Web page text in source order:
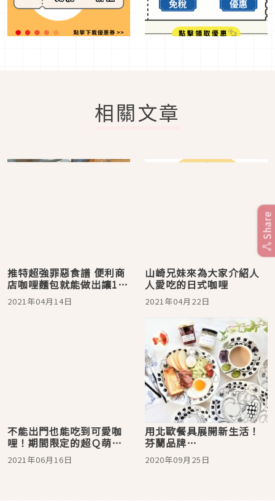
相關文章
推特超強罪惡食譜 便利商
店咖哩麵包就能做出讓10
萬人都愛上的神級美味！
2021年04月14日
山崎兄妹來為大家介紹人
人愛吃的日式咖哩
2021年04月22日
不能出門也能吃到可愛咖
哩！期間限定的超Ｑ萌維
尼咖哩料理包
2021年06月16日
用北歐餐具展開新生活！
芬蘭品牌
Arabia「Paratiisi」風靡
日本的魅力大解析
2020年09月25日
Share